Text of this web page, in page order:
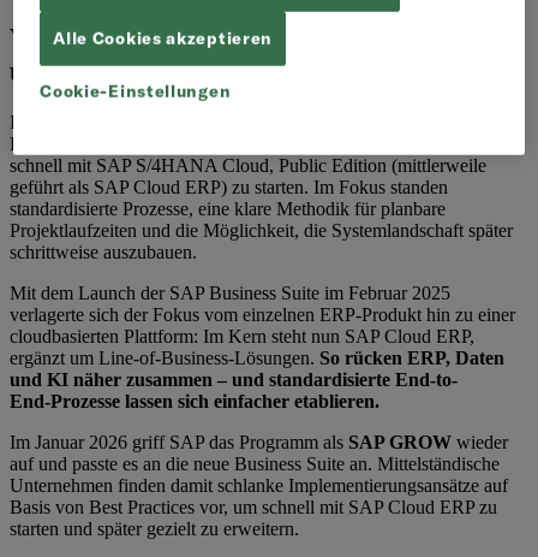
Von GROW with SAP zu SAP GROW
und SAP GROW Fast
Im März 2023 stellte SAP mit „GROW with SAP“ ein
Einführungsprogramm für mittelständische Unternehmen vor, um
schnell mit SAP S/4HANA Cloud, Public Edition (mittlerweile
geführt als SAP Cloud ERP) zu starten. Im Fokus standen
standardisierte Prozesse, eine klare Methodik für planbare
Projektlaufzeiten und die Möglichkeit, die Systemlandschaft später
schrittweise auszubauen.
Mit dem Launch der SAP Business Suite im Februar 2025
verlagerte sich der Fokus vom einzelnen ERP‑Produkt hin zu einer
cloudbasierten Plattform: Im Kern steht nun SAP Cloud ERP,
ergänzt um Line-of-Business-Lösungen. So rücken ERP, Daten
und KI näher zusammen – und standardisierte End-to-
End‑Prozesse lassen sich einfacher etablieren.
Im Januar 2026 griff SAP das Programm als SAP GROW wieder
auf und passte es an die neue Business Suite an. Mittelständische
Unternehmen finden damit schlanke Implementierungsansätze auf
Basis von Best Practices vor, um schnell mit SAP Cloud ERP zu
starten und später gezielt zu erweitern.
Cookie-Einstellungen
Alle Cookies akzeptieren